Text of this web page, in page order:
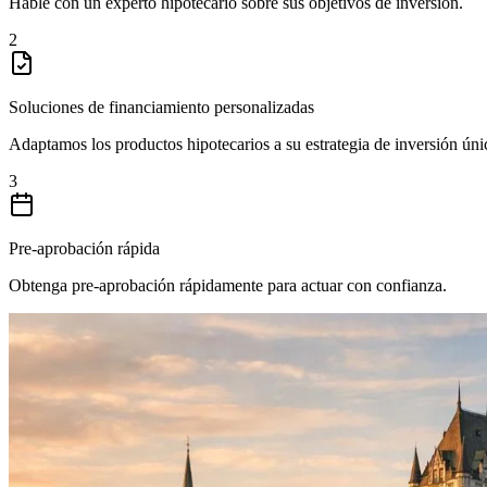
2
Soluciones de financiamiento personalizadas
Adaptamos los productos hipotecarios a su estrategia de inversión
3
Pre-aprobación rápida
Obtenga pre-aprobación rápidamente para actuar con confianza.